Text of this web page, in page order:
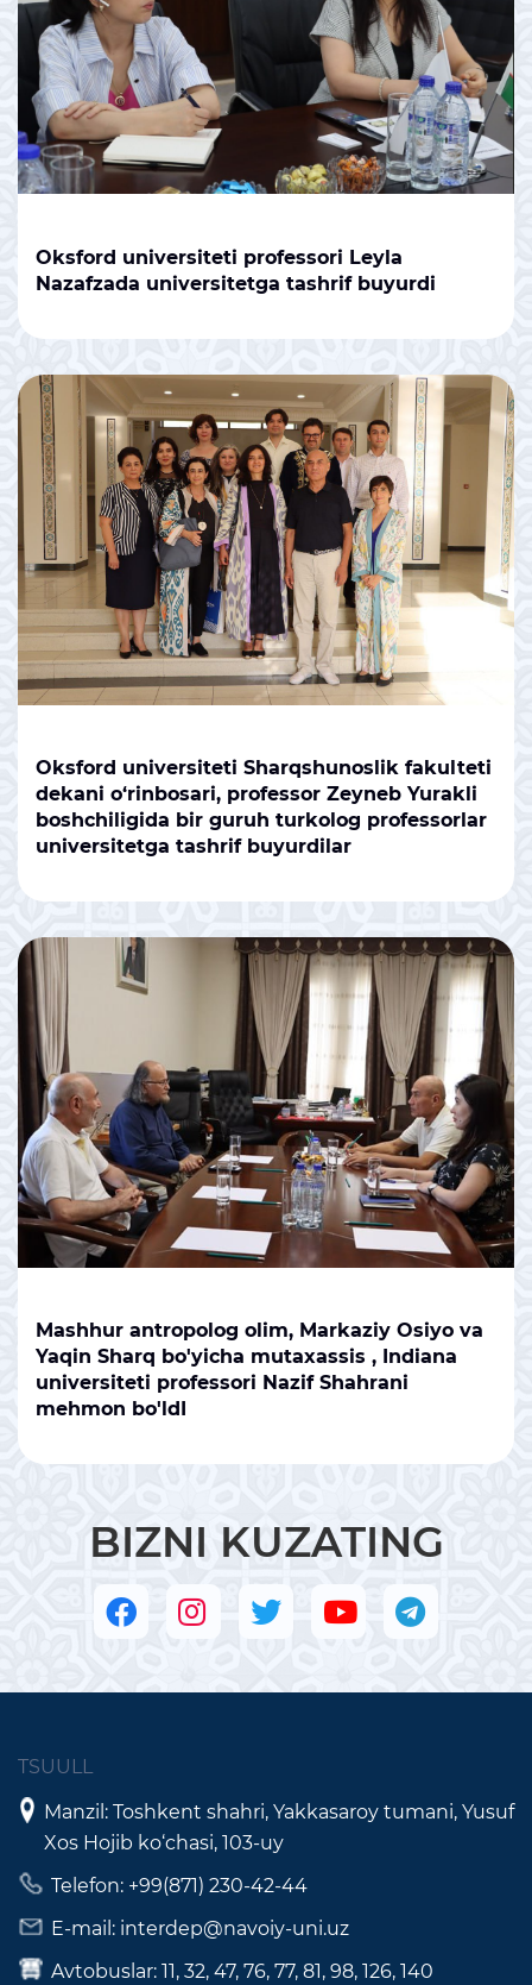
Oksford universiteti professori Leyla
Nazafzada universitetga tashrif buyurdi
Oksford universiteti Sharqshunoslik fakulteti
dekani o‘rinbosari, professor Zeyneb Yurakli
boshchiligida bir guruh turkolog professorlar
universitetga tashrif buyurdilar
Mashhur antropolog olim, Markaziy Osiyo va
Yaqin Sharq bo'yicha mutaxassis , Indiana
universiteti professori Nazif Shahrani
mehmon bo'ldI
BIZNI KUZATING
TSUULL
Manzil: Toshkent shahri, Yakkasaroy tumani, Yusuf
Xos Hojib ko‘chasi, 103-uy
Telefon: +99(871) 230-42-44
E-mail: interdep@navoiy-uni.uz
Avtobuslar: 11, 32, 47, 76, 77, 81, 98, 126, 140